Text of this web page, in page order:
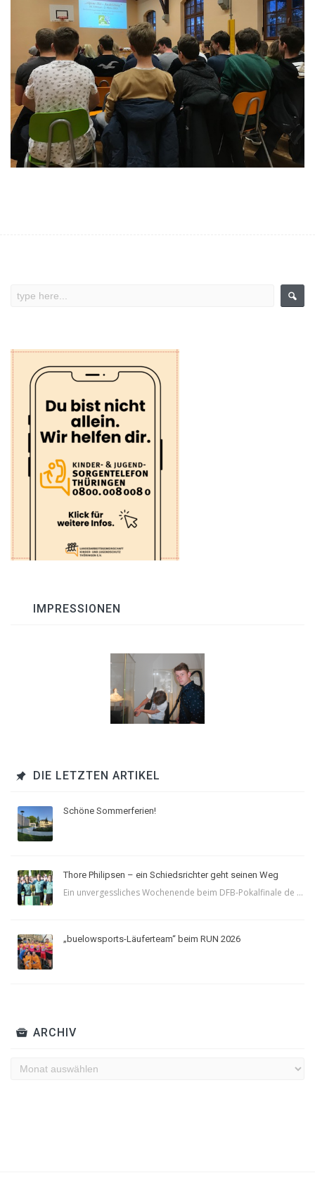
IMPRESSIONEN
DIE LETZTEN ARTIKEL
Schöne Sommerferien!
Thore Philipsen – ein Schiedsrichter geht seinen Weg
Ein unvergessliches Wochenende beim DFB-Pokalfinale de ...
„buelowsports-Läuferteam“ beim RUN 2026
ARCHIV
Archiv